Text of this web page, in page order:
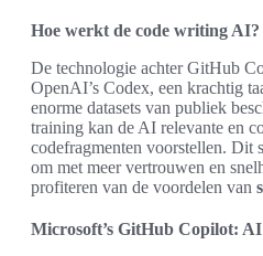
Hoe werkt de code writing AI?
De technologie achter GitHub
OpenAI’s Codex, een krachtig
enorme datasets van publiek
training kan de AI relevante en
codefragmenten voorstellen. Dit
om met meer vertrouwen en
profiteren van de voordelen van
Microsoft’s GitHub Copilot: